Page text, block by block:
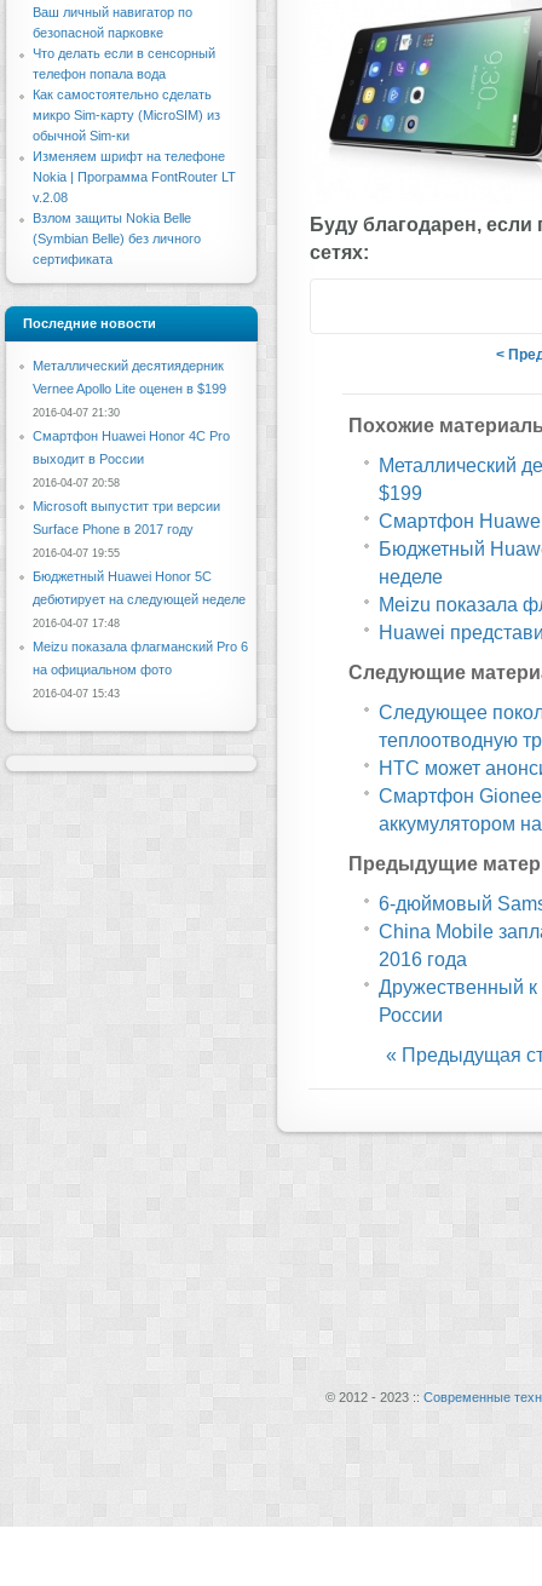
Буду благодарен, если
сетях:
<
Похожие
Металлический
$199
Смартфон
Бюджетный
неделе
Meizu показала
Huawei
Следующие
Следующее
теплоотводную
HTC может
Смартфон
аккумулятором
Предыдущие
6-дюймовый
China Mobile
2016 года
Дружественный
России
« Предыдущая
Ваш личный навигатор по
безопасной парковке
Что делать если в сенсорный
телефон попала вода
Как самостоятельно сделать
микро Sim-карту (MicroSIM) из
обычной Sim-ки
Изменяем шрифт на телефоне
Nokia | Программа FontRouter LT
v.2.08
Взлом защиты Nokia Belle
(Symbian Belle) без личного
сертификата
Последние новости
Металлический десятиядерник
Vernee Apollo Lite оценен в $199
2016-04-07 21:30
Смартфон Huawei Honor 4C Pro
выходит в России
2016-04-07 20:58
Microsoft выпустит три версии
Surface Phone в 2017 году
2016-04-07 19:55
Бюджетный Huawei Honor 5C
дебютирует на следующей неделе
2016-04-07 17:48
Meizu показала флагманский Pro 6
на официальном фото
2016-04-07 15:43
© 2012 - 2023 :: Современные